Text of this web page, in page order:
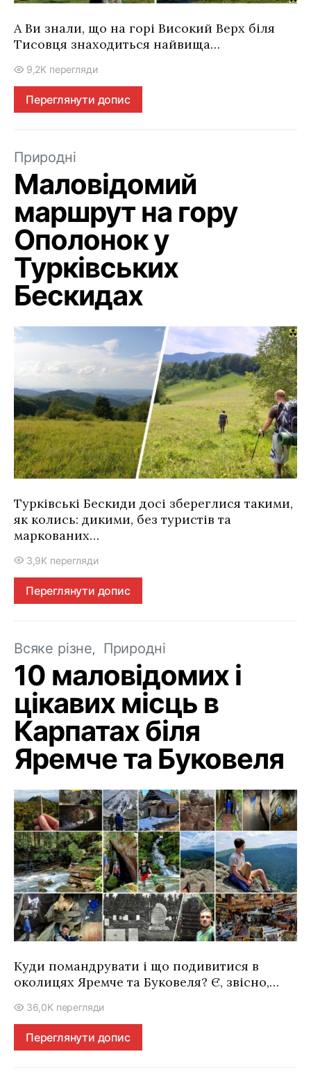
А Ви знали, що на горі Високий Верх біля
Тисовця знаходиться найвища…
9,2K перегляди
Переглянути допис
Природні
Маловідомий
маршрут на гору
Ополонок у
Турківських
Бескидах
Турківські Бескиди досі збереглися такими,
як колись: дикими, без туристів та
маркованих…
3,9K перегляди
Переглянути допис
Всяке різне Природні
10 маловідомих і
цікавих місць в
Карпатах біля
Яремче та Буковеля
Куди помандрувати і що подивитися в
околицях Яремче та Буковеля? Є, звісно,…
36,0K перегляди
Переглянути допис